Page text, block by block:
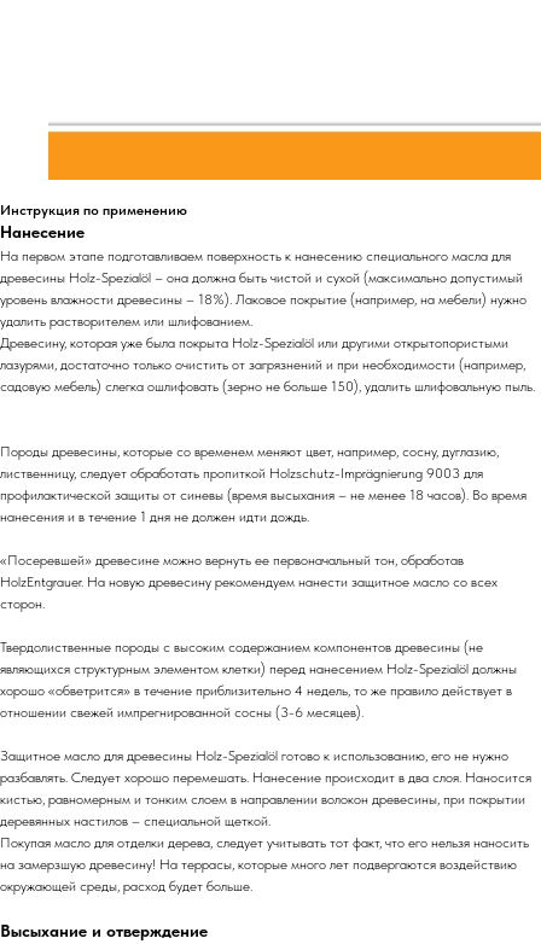
Инструкция по применению
Нанесение
На первом этапе подготавливаем поверхность к нанесению специального масла для
древесины Holz-Spezialöl – она должна быть чистой и сухой (максимально допустимый
уровень влажности древесины – 18%). Лаковое покрытие (например, на мебели) нужно
удалить растворителем или шлифованием.
Древесину, которая уже была покрыта Holz-Spezialöl или другими открытопористыми
лазурями, достаточно только очистить от загрязнений и при необходимости (например,
садовую мебель) слегка ошлифовать (зерно не больше 150), удалить шлифовальную пыль.
Породы древесины, которые со временем меняют цвет, например, сосну, дуглазию,
лиственницу, следует обработать пропиткой Holzschutz-Imprägnierung 9003 для
профилактической защиты от синевы (время высыхания – не менее 18 часов). Во время
нанесения и в течение 1 дня не должен идти дождь.
«Посеревшей» древесине можно вернуть ее первоначальный тон, обработав
HolzEntgrauer. На новую древесину рекомендуем нанести защитное масло со всех
сторон.
Твердолиственные породы с высоким содержанием компонентов древесины (не
являющихся структурным элементом клетки) перед нанесением Holz-Spezialöl должны
хорошо «обветрится» в течение приблизительно 4 недель, то же правило действует в
отношении свежей импрегнированной сосны (3-6 месяцев).
Защитное масло для древесины Holz-Spezialöl готово к использованию, его не нужно
разбавлять. Следует хорошо перемешать. Нанесение происходит в два слоя. Наносится
кистью, равномерным и тонким слоем в направлении волокон древесины, при покрытии
деревянных настилов – специальной щеткой.
Покупая масло для отделки дерева, следует учитывать тот факт, что его нельзя наносить
на замерзшую древесину! На террасы, которые много лет подвергаются воздействию
окружающей среды, расход будет больше.
Высыхание и отверждение